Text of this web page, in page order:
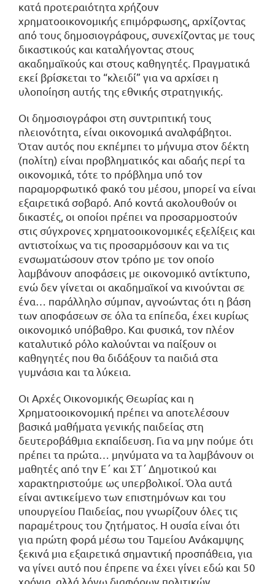
κατά προτεραιότητα χρήζουν
χρηματοοικονομικής επιμόρφωσης, αρχίζοντας
από τους δημοσιογράφους, συνεχίζοντας με τους
δικαστικούς και καταλήγοντας στους
ακαδημαϊκούς και στους καθηγητές. Πραγματικά
εκεί βρίσκεται το “κλειδί” για να αρχίσει η
υλοποίηση αυτής της εθνικής στρατηγικής.
Οι δημοσιογράφοι στη συντριπτική τους
πλειονότητα, είναι οικονομικά αναλφάβητοι.
Όταν αυτός που εκπέμπει το μήνυμα στον δέκτη
(πολίτη) είναι προβληματικός και αδαής περί τα
οικονομικά, τότε το πρόβλημα υπό τον
παραμορφωτικό φακό του μέσου, μπορεί να είναι
εξαιρετικά σοβαρό. Από κοντά ακολουθούν οι
δικαστές, οι οποίοι πρέπει να προσαρμοστούν
στις σύγχρονες χρηματοοικονομικές εξελίξεις και
αντιστοίχως να τις προσαρμόσουν και να τις
ενσωματώσουν στον τρόπο με τον οποίο
λαμβάνουν αποφάσεις με οικονομικό αντίκτυπο,
ενώ δεν γίνεται οι ακαδημαϊκοί να κινούνται σε
ένα… παράλληλο σύμπαν, αγνοώντας ότι η βάση
των αποφάσεων σε όλα τα επίπεδα, έχει κυρίως
οικονομικό υπόβαθρο. Και φυσικά, τον πλέον
καταλυτικό ρόλο καλούνται να παίξουν οι
καθηγητές που θα διδάξουν τα παιδιά στα
γυμνάσια και τα λύκεια.
Οι Αρχές Οικονομικής Θεωρίας και η
Χρηματοοικονομική πρέπει να αποτελέσουν
βασικά μαθήματα γενικής παιδείας στη
δευτεροβάθμια εκπαίδευση. Για να μην πούμε ότι
πρέπει τα πρώτα… μηνύματα να τα λαμβάνουν οι
μαθητές από την Ε΄ και ΣΤ΄ Δημοτικού και
χαρακτηριστούμε ως υπερβολικοί. Όλα αυτά
είναι αντικείμενο των επιστημόνων και του
υπουργείου Παιδείας, που γνωρίζουν όλες τις
παραμέτρους του ζητήματος. Η ουσία είναι ότι
για πρώτη φορά μέσω του Ταμείου Ανάκαμψης
ξεκινά μια εξαιρετικά σημαντική προσπάθεια, για
να γίνει αυτό που έπρεπε να έχει γίνει εδώ και 50
χρόνια, αλλά λόγω διαφόρων πολιτικών…